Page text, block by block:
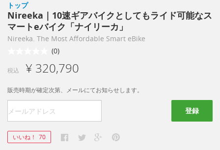
トップ
Nireeka｜10速ギアバイクとしてもライド可能なス
マートeバイク「ナイリーカ」
Nireeka. The Most Affordable Smart eBike
(0)
税込 ¥ 320,790
販売時期が確定次第、メールにてお知らせします。
登録
いいね！ 70